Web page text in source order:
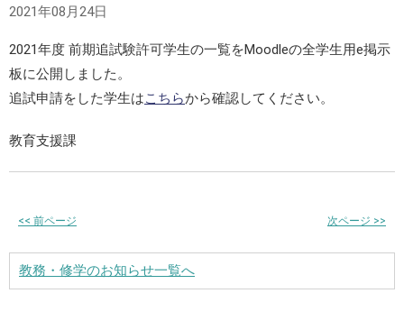
2021年08月24日
2021年度 前期追試験許可学生の一覧をMoodleの全学生用e掲示
板に公開しました。
追試申請をした学生はこちらから確認してください。
教育支援課
<< 前ページ 次ページ >>
教務・修学のお知らせ一覧へ